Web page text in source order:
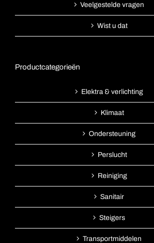
Veelgestelde vragen
Wist u dat
Productcategorieën
Elektra & verlichting
Klimaat
Ondersteuning
Perslucht
Reiniging
Sanitair
Steigers
Transportmiddelen